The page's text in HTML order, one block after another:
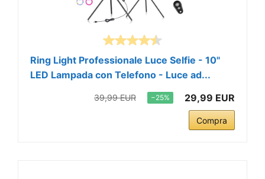
Ring Light Professionale Luce Selfie - 10"
LED Lampada con Telefono - Luce ad...
39,99 EUR −25% 29,99 EUR
Compra